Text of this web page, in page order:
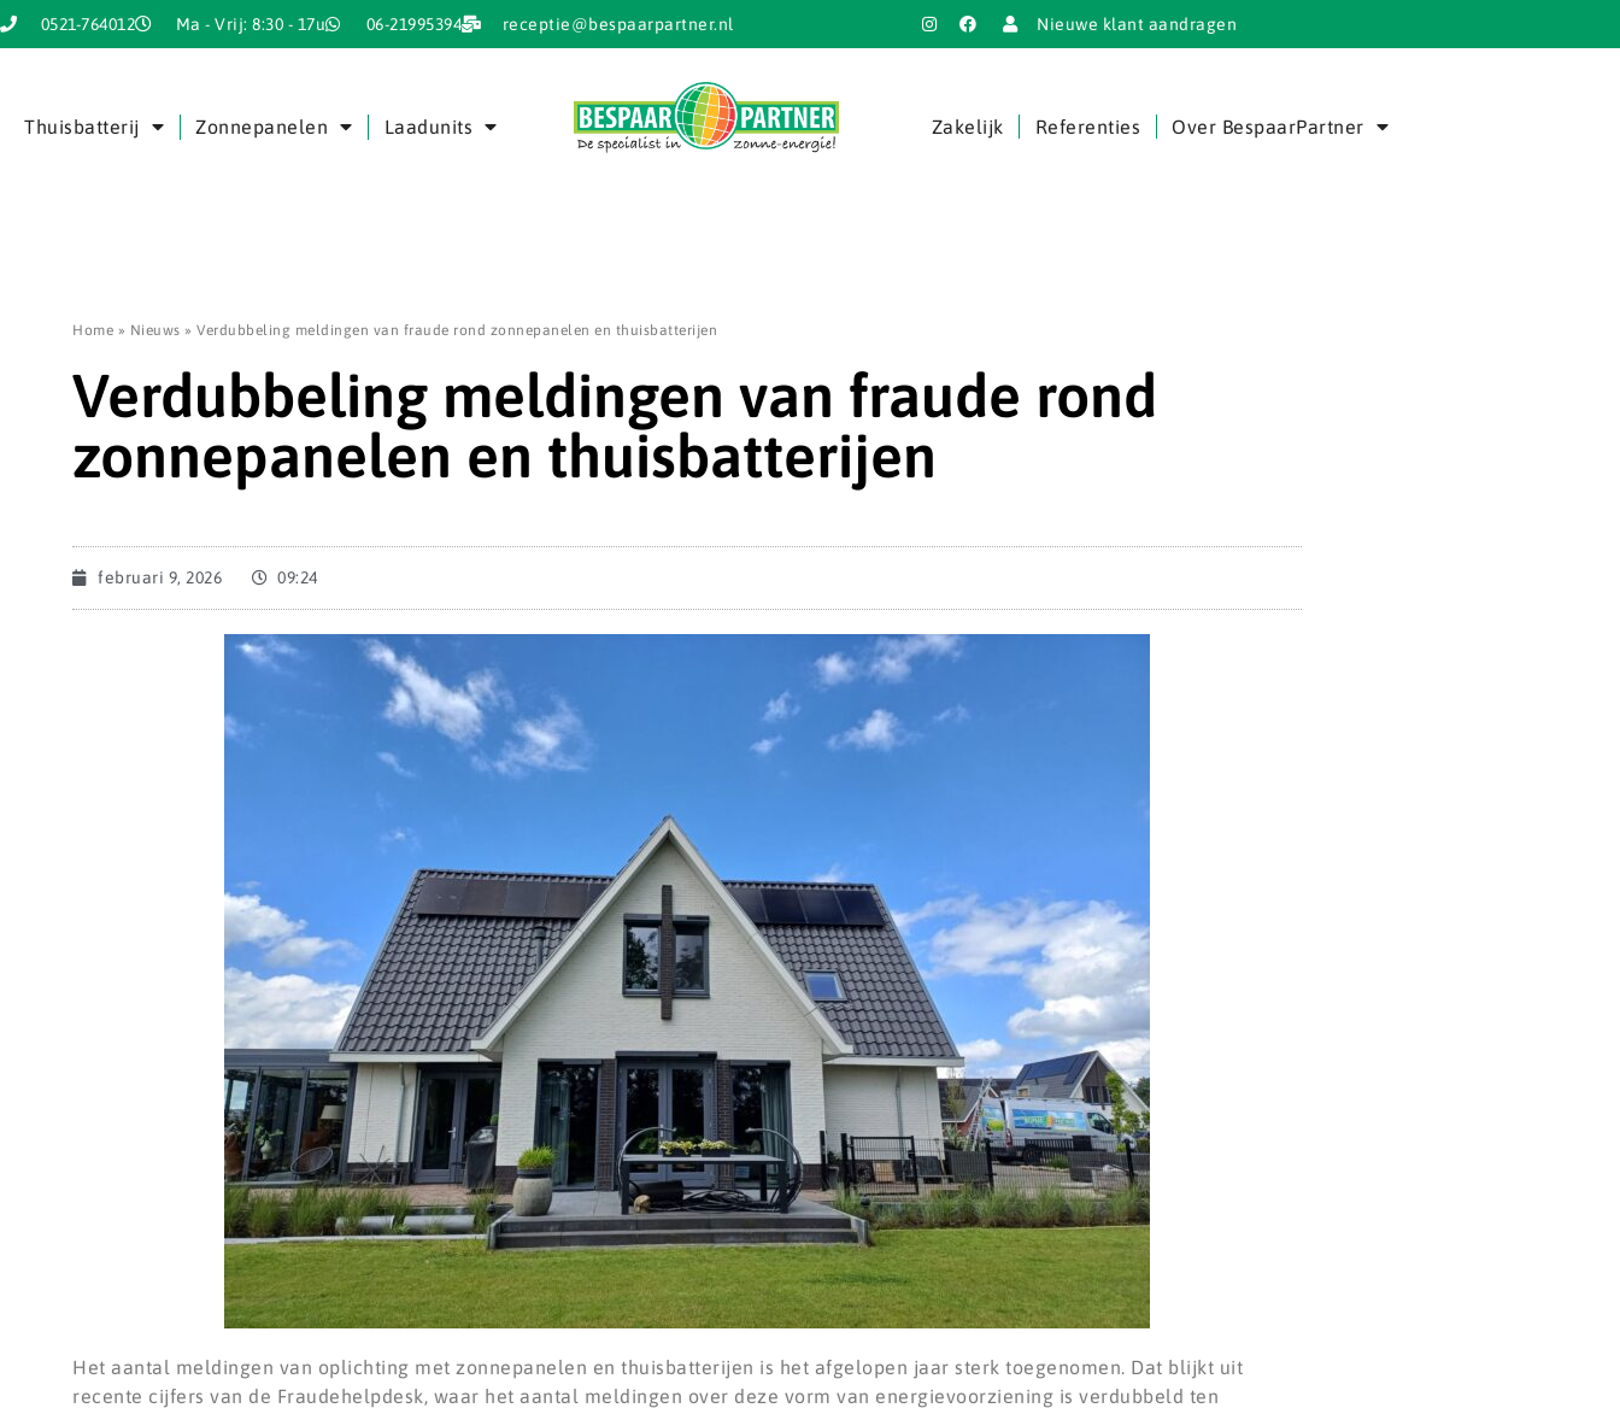
0521-764012 Ma - Vrij: 8:30 - 17u 06-21995394 receptie@bespaarpartner.nl Nieuwe klant aandragen
Thuisbatterij Zonnepanelen Laadunits Zakelijk Referenties Over BespaarPartner
Home » Nieuws » Verdubbeling meldingen van fraude rond zonnepanelen en thuisbatterijen
Verdubbeling meldingen van fraude rond
zonnepanelen en thuisbatterijen
februari 9, 2026 09:24
Het aantal meldingen van oplichting met zonnepanelen en thuisbatterijen is het afgelopen jaar sterk toegenomen. Dat blijkt uit
recente cijfers van de Fraudehelpdesk, waar het aantal meldingen over deze vorm van energievoorziening is verdubbeld ten